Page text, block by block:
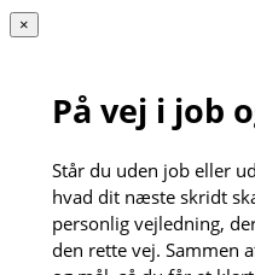
×
På vej i job
Står du uden job eller
hvad dit næste skridt
personlig vejledning,
den rette vej. Sammen